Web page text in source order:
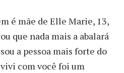
é mãe de Elle Marie, 13,
que nada mais a abalará
a pessoa mais forte do
com você foi um